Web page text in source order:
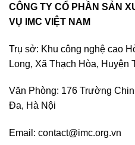
CÔNG TY CỔ PHẦN SẢN
VỤ
IMC VIỆT NAM
Trụ sở: Khu công nghệ cao
Long, Xã Thạch Hòa, Huyện
Văn Phòng: 176 Trường
Đa, Hà Nội
Email: contact@imc.org.vn